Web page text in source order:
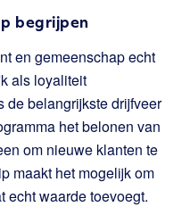
begrijpen
en gemeenschap echt
als loyaliteit
de belangrijkste drijfveer
het belonen van
om nieuwe klanten te
maakt het mogelijk om
echt waarde toevoegt.